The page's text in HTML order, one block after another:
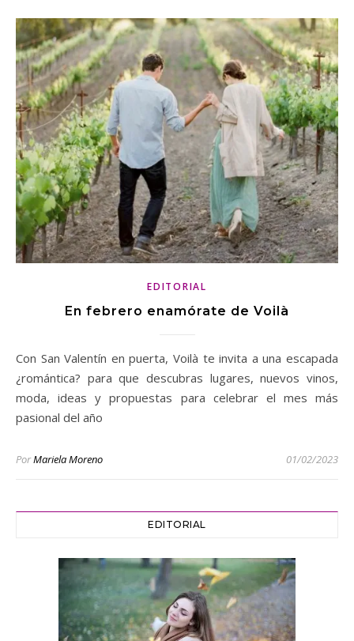
EDITORIAL
En febrero enamórate de Voilà
Con San Valentín en puerta, Voilà te invita a una escapada
¿romántica? para que descubras lugares, nuevos vinos,
moda, ideas y propuestas para celebrar el mes más
pasional del año
PorMariela Moreno 01/02/2023
EDITORIAL